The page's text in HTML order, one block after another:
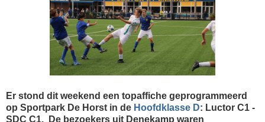
Er stond dit weekend een topaffiche geprogrammeerd
op Sportpark De Horst in de Hoofdklasse D: Luctor C1 -
SDC C1. De bezoekers uit Denekamp waren